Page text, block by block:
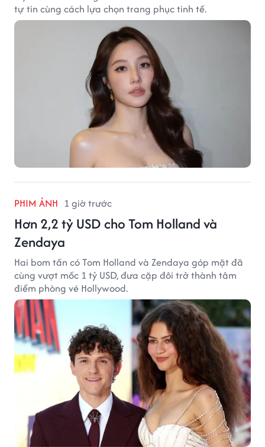
tự tin cùng cách lựa chọn trang phục tinh tế.
PHIM ẢNH 1 giờ trước
Hơn 2,2 tỷ USD cho Tom Holland và
Zendaya
Hai bom tấn có Tom Holland và Zendaya góp mặt đã
cùng vượt mốc 1 tỷ USD, đưa cặp đôi trở thành tâm
điểm phòng vé Hollywood.